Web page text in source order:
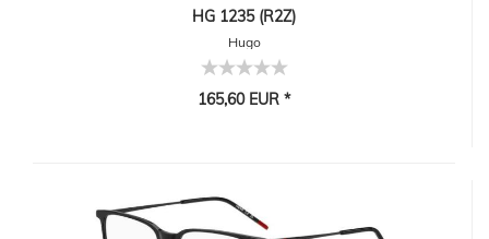
HG 1235 (R2Z)
Hugo
165,60 EUR *